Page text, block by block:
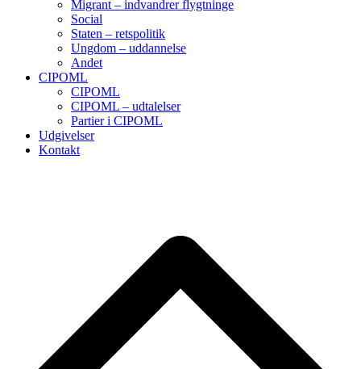
Migrant – indvandrer flygtninge
Social
Staten – retspolitik
Ungdom – uddannelse
Andet
CIPOML
CIPOML
CIPOML – udtalelser
Partier i CIPOML
Udgivelser
Kontakt